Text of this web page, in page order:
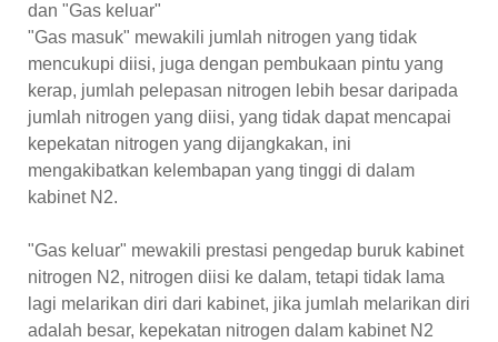
dan "Gas keluar"
"Gas masuk" mewakili jumlah nitrogen yang tidak
mencukupi diisi, juga dengan pembukaan pintu yang
kerap, jumlah pelepasan nitrogen lebih besar daripada
jumlah nitrogen yang diisi, yang tidak dapat mencapai
kepekatan nitrogen yang dijangkakan, ini
mengakibatkan kelembapan yang tinggi di dalam
kabinet N2.
"Gas keluar" mewakili prestasi pengedap buruk kabinet
nitrogen N2, nitrogen diisi ke dalam, tetapi tidak lama
lagi melarikan diri dari kabinet, jika jumlah melarikan diri
adalah besar, kepekatan nitrogen dalam kabinet N2